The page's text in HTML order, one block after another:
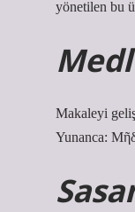
yönetilen bu
Makaleyi